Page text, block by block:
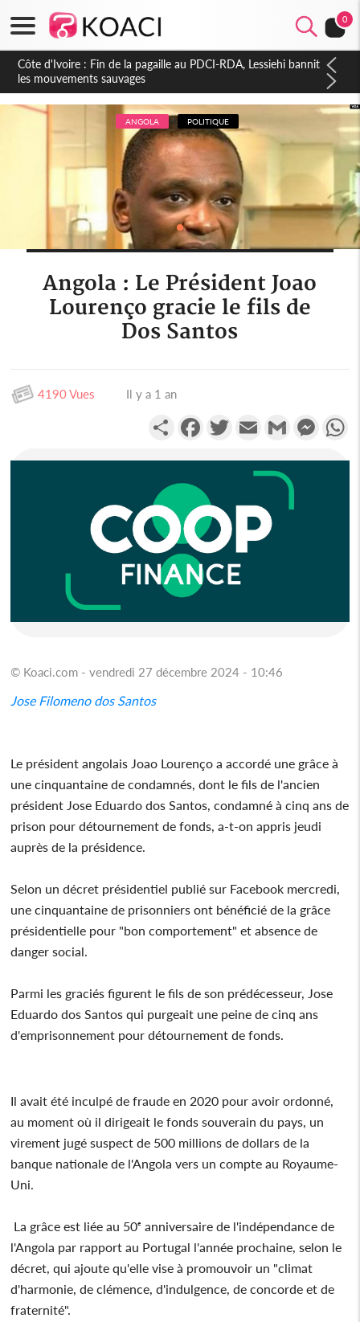
0
Côte d'Ivoire : Ouattara promet des sanctions contre les
déguerpissements illégaux
ANGOLA POLITIQUE
Angola : Le Président Joao
Lourenço gracie le fils de
Dos Santos
4190 Vues Il y a 1 an
PartagerFacebookTwitterEmail Gmail
© Koaci.com - vendredi 27 décembre 2024 - 10:46
Jose Filomeno dos Santos
Le président angolais Joao Lourenço a accordé une grâce à
une cinquantaine de condamnés, dont le fils de l'ancien
président Jose Eduardo dos Santos, condamné à cinq ans de
prison pour détournement de fonds, a-t-on appris jeudi
auprès de la présidence.
Selon un décret présidentiel publié sur Facebook mercredi,
une cinquantaine de prisonniers ont bénéficié de la grâce
présidentielle pour "bon comportement" et absence de
danger social.
Parmi les graciés figurent le fils de son prédécesseur, Jose
Eduardo dos Santos qui purgeait une peine de cinq ans
d'emprisonnement pour détournement de fonds.
Il avait été inculpé de fraude en 2020 pour avoir ordonné,
au moment où il dirigeait le fonds souverain du pays, un
virement jugé suspect de 500 millions de dollars de la
banque nationale de l'Angola vers un compte au Royaume-
Uni.
La grâce est liée au 50ᵉ anniversaire de l'indépendance de
l'Angola par rapport au Portugal l'année prochaine, selon le
décret, qui ajoute qu'elle vise à promouvoir un "climat
d'harmonie, de clémence, d'indulgence, de concorde et de
fraternité".